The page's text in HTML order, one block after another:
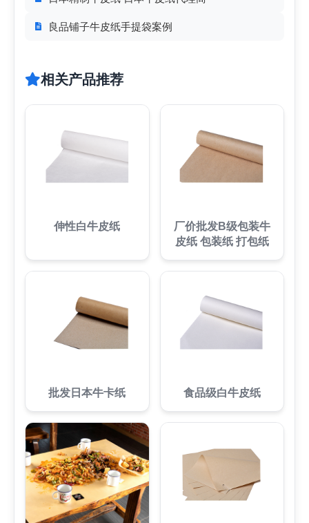
良品铺子牛皮纸手提袋案例
相关产品推荐
伸性白牛皮纸
厂价批发B级包装牛
皮纸 包装纸 打包纸
批发日本牛卡纸 食品级白牛皮纸